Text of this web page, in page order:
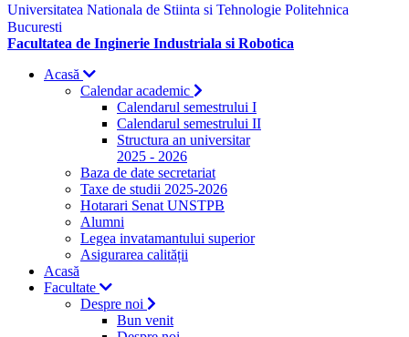
Universitatea Nationala de Stiinta si Tehnologie Politehnica
Bucuresti
Facultatea de Inginerie Industriala si Robotica
Acasă
Calendar academic
Calendarul semestrului I
Calendarul semestrului II
Structura an universitar
2025 - 2026
Baza de date secretariat
Taxe de studii 2025-2026
Hotarari Senat UNSTPB
Alumni
Legea invatamantului superior
Asigurarea calității
Acasă
Facultate
Despre noi
Bun venit